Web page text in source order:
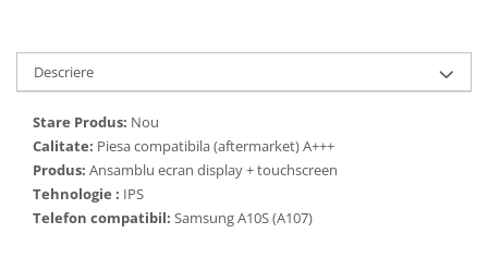
Descriere
Stare Produs: Nou
Calitate: Piesa compatibila (aftermarket)A+++
Produs: Ansamblu ecran display + touchscreen
Tehnologie : IPS
Telefon compatibil: Samsung A10S (A107)